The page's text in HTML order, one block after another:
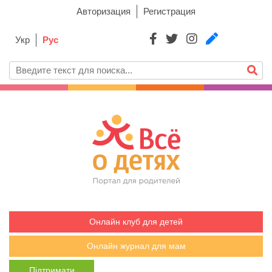
Авторизация Регистрация
Укр Рус
Онлайн клуб для детей
Онлайн журнал для мам